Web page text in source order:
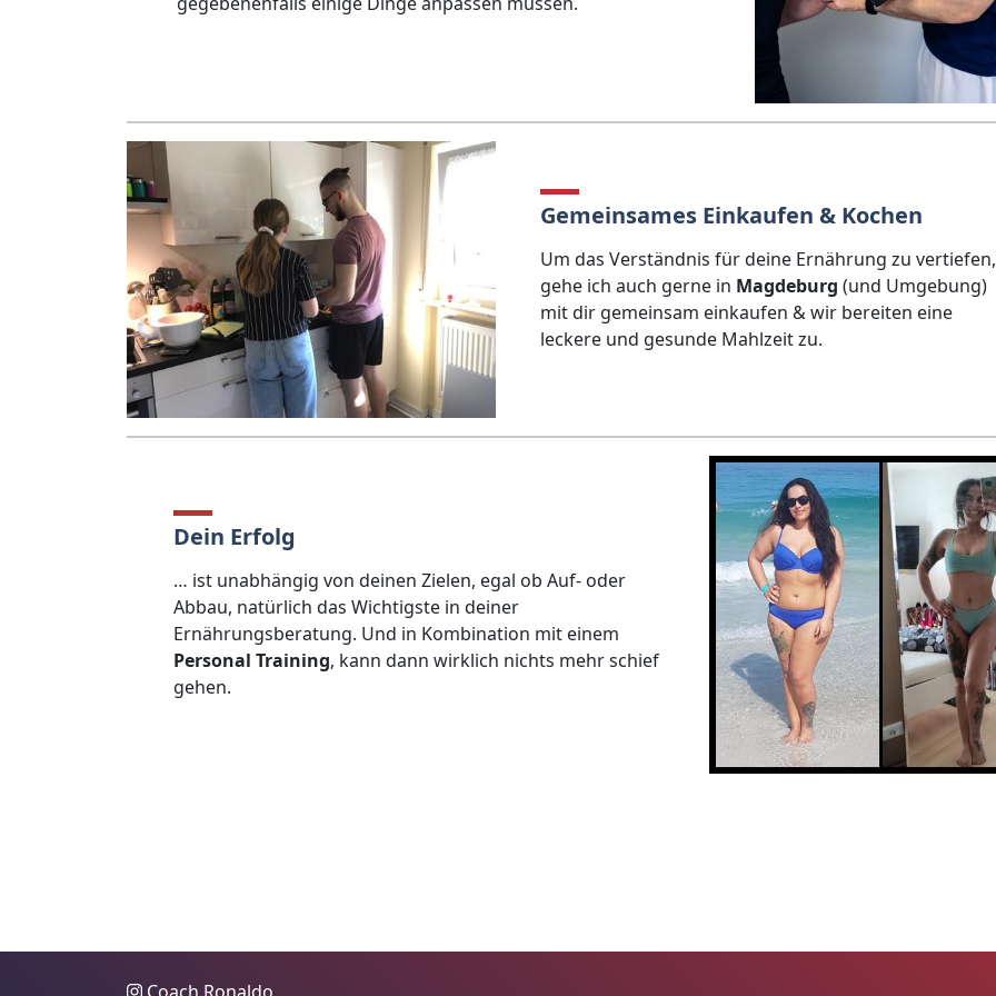
Gemeinsames Einkaufen & Kochen
Um das Verständnis für deine Ernährung zu vertiefen,
gehe ich auch gerne in Magdeburg (und Umgebung)
mit dir gemeinsam einkaufen & wir bereiten eine
leckere und gesunde Mahlzeit zu.
Dein Erfolg
… ist unabhängig von deinen Zielen, egal ob Auf- oder
Abbau, natürlich das Wichtigste in deiner
Ernährungsberatung. Und in Kombination mit einem
Personal Training, kann dann wirklich nichts mehr schief
gehen.